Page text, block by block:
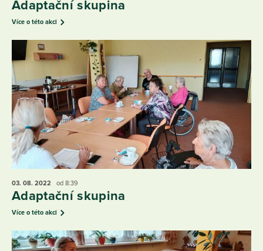
Adaptační skupina
Více o této akci
03. 08. 2022 od 8:39
Adaptační skupina
Více o této akci